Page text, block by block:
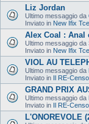
Liz Jordan
Ultimo messaggio da
Inviato in New Ifix
Alex Coal :
Ultimo messaggio da
Inviato in New Ifix
VIOL AU
Ultimo messaggio da
Inviato in Il RE-
GRAND PRIX
Ultimo messaggio da
Inviato in Il RE-
L'ONOREVOLE